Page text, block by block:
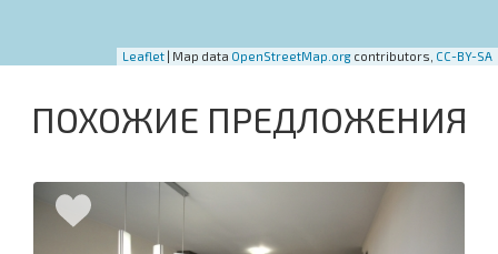
Leaflet | Map data OpenStreetMap.org contributors, CC-BY-SA
ПОХОЖИЕ ПРЕДЛОЖЕНИЯ